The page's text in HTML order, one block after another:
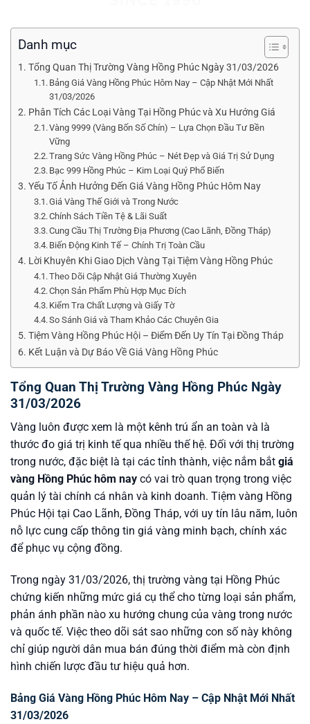
Danh mục
Tổng Quan Thị Trường Vàng Hồng Phúc Ngày 31/03/2026
Bảng Giá Vàng Hồng Phúc Hôm Nay – Cập Nhật Mới Nhất
31/03/2026
Phân Tích Các Loại Vàng Tại Hồng Phúc và Xu Hướng Giá
Vàng 9999 (Vàng Bốn Số Chín) – Lựa Chọn Đầu Tư Bền
Vững
Trang Sức Vàng Hồng Phúc – Nét Đẹp và Giá Trị Sử Dụng
Bạc 999 Hồng Phúc – Kim Loại Quý Phổ Biến
Yếu Tố Ảnh Hưởng Đến Giá Vàng Hồng Phúc Hôm Nay
Giá Vàng Thế Giới và Trong Nước
Chính Sách Tiền Tệ & Lãi Suất
Cung Cầu Thị Trường Địa Phương (Cao Lãnh, Đồng Tháp)
Biến Động Kinh Tế – Chính Trị Toàn Cầu
Lời Khuyên Khi Giao Dịch Vàng Tại Tiệm Vàng Hồng Phúc
Theo Dõi Cập Nhật Giá Thường Xuyên
Chọn Sản Phẩm Phù Hợp Mục Đích
Kiểm Tra Chất Lượng và Giấy Tờ
So Sánh Giá và Tham Khảo Các Chuyên Gia
Tiệm Vàng Hồng Phúc Hội – Điểm Đến Uy Tín Tại Đồng Tháp
Kết Luận và Dự Báo Về Giá Vàng Hồng Phúc
Tổng Quan Thị Trường Vàng Hồng Phúc Ngày
31/03/2026
Vàng luôn được xem là một kênh trú ẩn an toàn và là
thước đo giá trị kinh tế qua nhiều thế hệ. Đối với thị trường
trong nước, đặc biệt là tại các tỉnh thành, việc nắm bắt giá
vàng Hồng Phúc hôm nay có vai trò quan trọng trong việc
quản lý tài chính cá nhân và kinh doanh. Tiệm vàng Hồng
Phúc Hội tại Cao Lãnh, Đồng Tháp, với uy tín lâu năm, luôn
nỗ lực cung cấp thông tin giá vàng minh bạch, chính xác
để phục vụ cộng đồng.
Trong ngày 31/03/2026, thị trường vàng tại Hồng Phúc
chứng kiến những mức giá cụ thể cho từng loại sản phẩm,
phản ánh phần nào xu hướng chung của vàng trong nước
và quốc tế. Việc theo dõi sát sao những con số này không
chỉ giúp người dân mua bán đúng thời điểm mà còn định
hình chiến lược đầu tư hiệu quả hơn.
Bảng Giá Vàng Hồng Phúc Hôm Nay – Cập Nhật Mới Nhất
31/03/2026